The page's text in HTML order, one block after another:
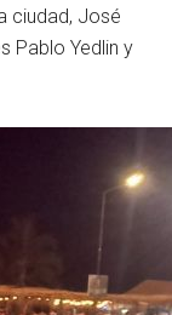
ciudad, José
Pablo Yedlin y